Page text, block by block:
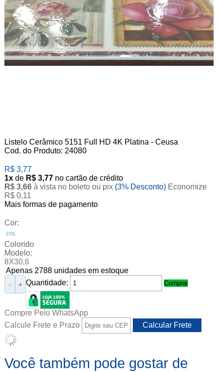
Listelo Cerâmico 5151 Full HD 4K Platina - Ceusa
Cod. do Produto: 24080
R$ 3,77
1xde R$ 3,77 no cartão de crédito
R$ 3,66 à vista no boleto ou pix (3% Desconto) Economize
R$ 0,11
Mais formas de pagamento
Cor:
Colorido
Modelo:
8X30,6
Apenas 2788 unidades em estoque
Quantidade:
- + Comprar
Compre Pelo WhatsApp
Calcule Frete e Prazo
Você também pode gostar de